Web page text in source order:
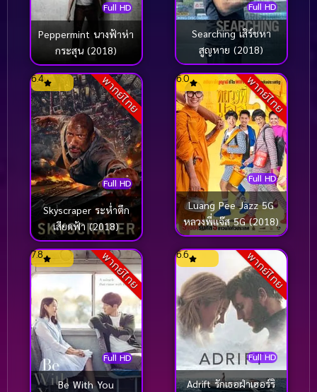
Full HD
Peppermint นางฟ้าห่า
กระสุน (2018)
Full HD
Searching เสิร์ชหา
สูญหาย (2018)
พากย์ไทย
Full HD
6.4
Skyscraper ระห่ำตึก
เสียดฟ้า (2018)
พากย์ไทย
Full HD
6.0
Luang Pee Jazz 5G
หลวงพี่เเจ๊ส 5G (2018)
พากย์ไทย
Full HD
7.8
Be With You
พากย์ไทย
Full HD
6.6
Adrift รักเธอฝ่าเฮอร์ริ